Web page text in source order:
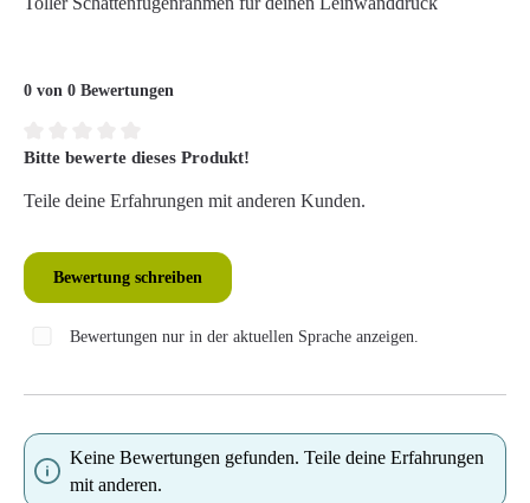
0 von 0 Bewertungen
Durchschnittliche Bewertung von 0 von 5 Sternen
Bitte bewerte dieses Produkt!
Teile deine Erfahrungen mit anderen Kunden.
Bewertung schreiben
Bewertungen nur in der aktuellen Sprache anzeigen.
Keine Bewertungen gefunden. Teile deine Erfahrungen
mit anderen.